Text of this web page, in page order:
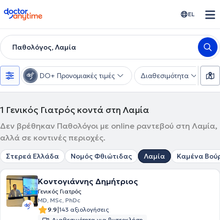
doctoranytime EL
Παθολόγος, Λαμία
DO+ Προνομιακές τιμές Διαθεσιμότητα
1 Γενικός Γιατρός κοντά στη Λαμία
Δεν βρέθηκαν Παθολόγοι με online ραντεβού στη Λαμία,
αλλά σε κοντινές περιοχές.
Στερεά Ελλάδα Νομός Φθιώτιδας Λαμία Καμένα
Κοντογιάννης Δημήτριος
Γενικός Γιατρός
MD, MSc, PhDc
9.9|143 αξιολογήσεις